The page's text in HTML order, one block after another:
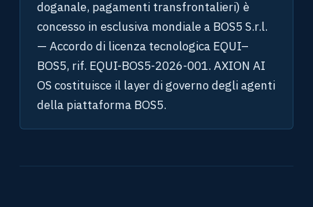
doganale, pagamenti transfrontalieri) è
concesso in esclusiva mondiale a BOS5 S.r.l.
— Accordo di licenza tecnologica EQUI–
BOS5, rif. EQUI-BOS5-2026-001. AXION AI
OS costituisce il layer di governo degli agenti
della piattaforma BOS5.